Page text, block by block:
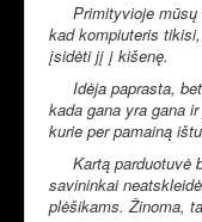
Primityvioje mūsų
kad kompiuteris
įsidėti jį į kišenę.
Idėja paprasta, bet
kada gana yra gana
kurie per pamainą
Kartą parduotuvė
savininkai
plėšikams. Žinoma,